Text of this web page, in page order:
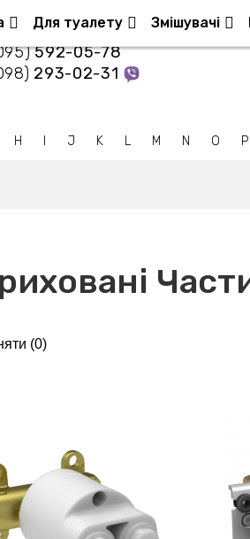
592-05-78
293-02-31
Для туалету Змішувачі
H J K L M N O P
(0)